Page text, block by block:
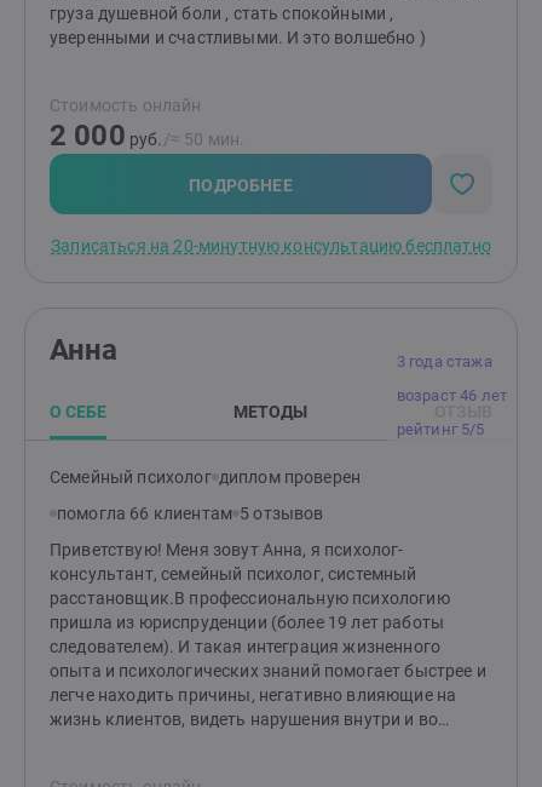
груза душевной боли , стать спокойными ,
уверенными и счастливыми. И это волшебно )
Стоимость онлайн
2 000 руб. /≈ 50 мин.
ПОДРОБНЕЕ
Записаться на 20-минутную консультацию бесплатно
3 года стажа
возраст 46 лет
рейтинг 5/5
Анна
О СЕБЕ МЕТОДЫ
Семейный психолог диплом проверен
помогла 66 клиентам 5 отзывов
Приветствую! Меня зовут Анна, я психолог-
консультант, семейный психолог, системный
расстановщик.В профессиональную психологию
пришла из юриспруденции (более 19 лет работы
следователем). И такая интеграция жизненного
опыта и психологических знаний помогает быстрее и
легче находить причины, негативно влияющие на
жизнь клиентов, видеть нарушения внутри и во